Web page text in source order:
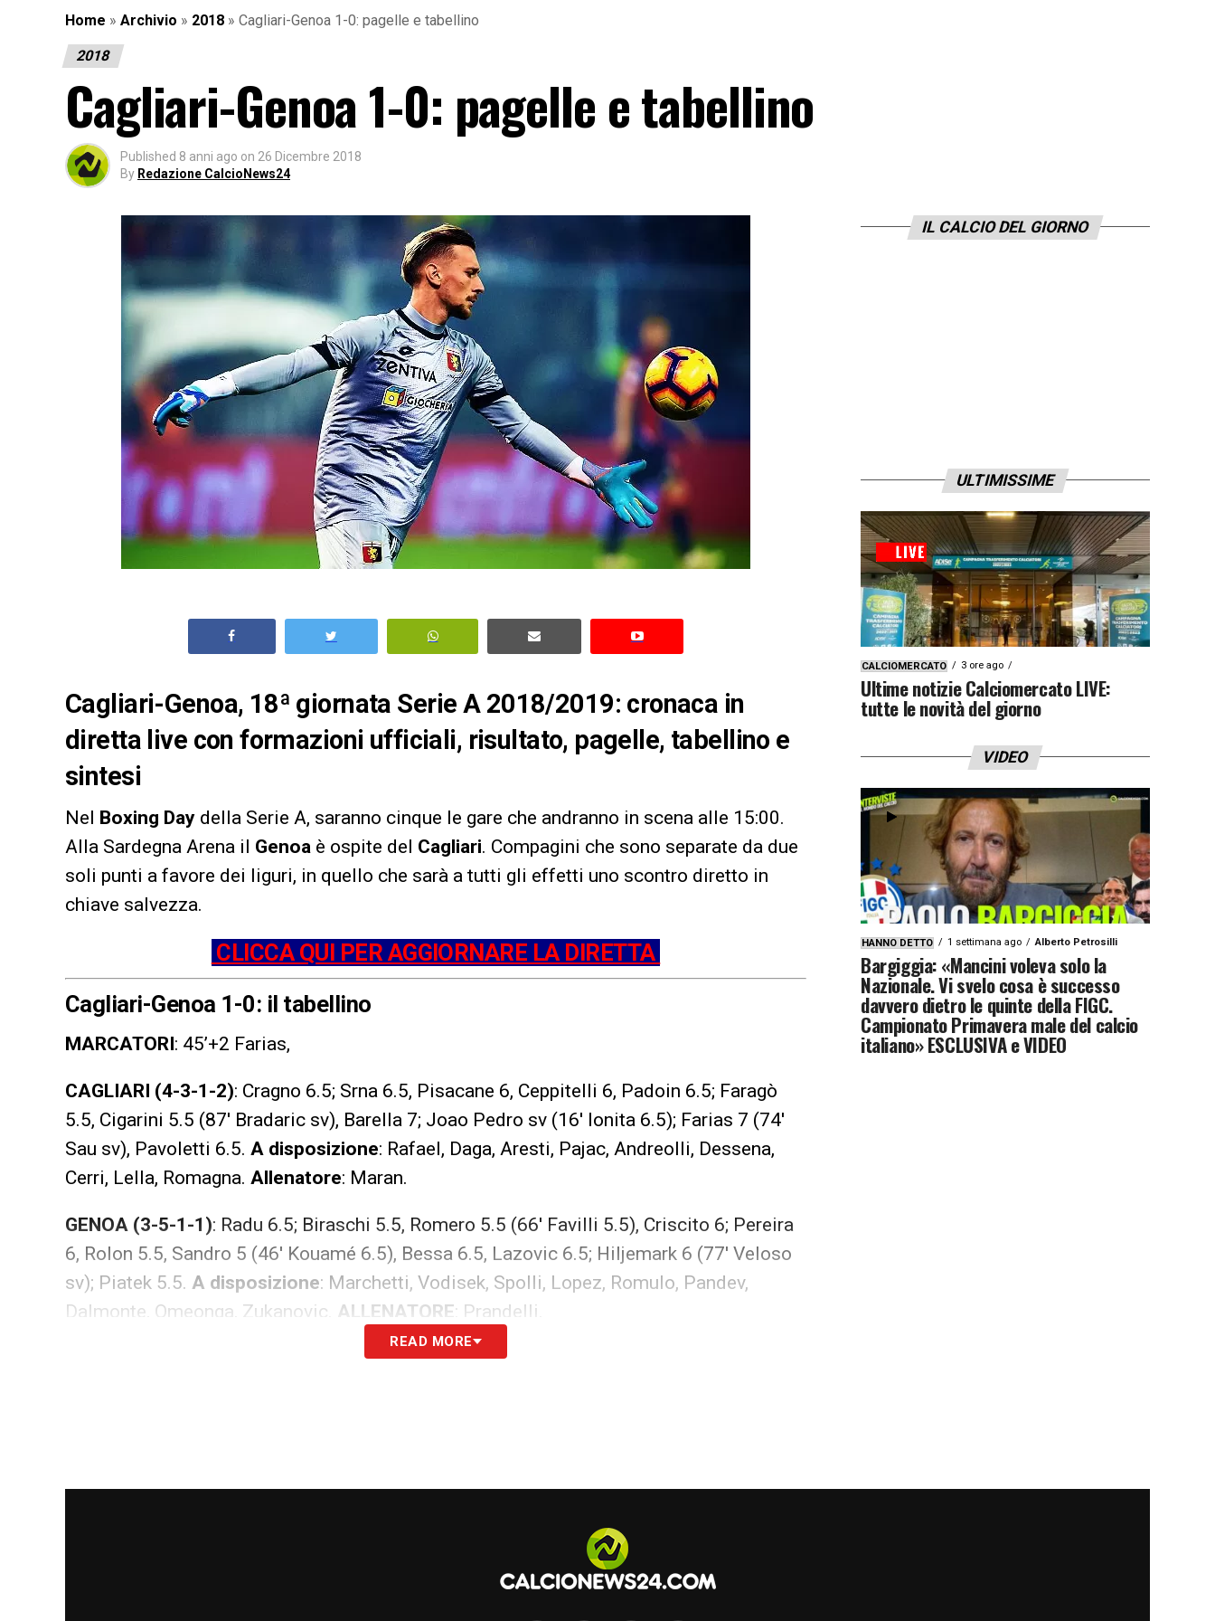
Home » Archivio » 2018 » Cagliari-Genoa 1-0: pagelle e tabellino
2018
Cagliari-Genoa 1-0: pagelle e tabellino
Published 8 anni ago on 26 Dicembre 2018
By Redazione CalcioNews24
Cagliari-Genoa, 18ª giornata Serie A 2018/2019: cronaca in
diretta live con formazioni ufficiali, risultato, pagelle, tabellino e
sintesi
Nel Boxing Day della Serie A, saranno cinque le gare che andranno in scena alle 15:00.
Alla Sardegna Arena il Genoa è ospite del Cagliari. Compagini che sono separate da due
soli punti a favore dei liguri, in quello che sarà a tutti gli effetti uno scontro diretto in
chiave salvezza.
CLICCA QUI PER AGGIORNARE LA DIRETTA
Cagliari-Genoa 1-0: il tabellino
MARCATORI: 45’+2 Farias,
CAGLIARI (4-3-1-2): Cragno 6.5; Srna 6.5, Pisacane 6, Ceppitelli 6, Padoin 6.5; Faragò
5.5, Cigarini 5.5 (87′ Bradaric sv), Barella 7; Joao Pedro sv (16′ Ionita 6.5); Farias 7 (74′
Sau sv), Pavoletti 6.5. A disposizione: Rafael, Daga, Aresti, Pajac, Andreolli, Dessena,
Cerri, Lella, Romagna. Allenatore: Maran.
GENOA (3-5-1-1): Radu 6.5; Biraschi 5.5, Romero 5.5 (66′ Favilli 5.5), Criscito 6; Pereira
6, Rolon 5.5, Sandro 5 (46′ Kouamé 6.5), Bessa 6.5, Lazovic 6.5; Hiljemark 6 (77′ Veloso
sv); Piatek 5.5. A disposizione: Marchetti, Vodisek, Spolli, Lopez, Romulo, Pandev,
Dalmonte, Omeonga, Zukanovic. ALLENATORE: Prandelli.
Cagliari-Genoa: diretta live e sintesi
che attacca a testa bassa e sfiora a più riprese il gol
che prova a gestire il risultato e cerca il raddoppio in contropiede.
, la cui rete gli viene negata dal palo dopo
READ MORE
IL CALCIO DEL GIORNO
ULTIMISSIME
CALCIOMERCATO 3 ore ago
Ultime notizie Calciomercato LIVE:
tutte le novità del giorno
VIDEO
HANNO DETTO 1 settimana ago Alberto Petrosilli
Bargiggia: «Mancini voleva solo la
Nazionale. Vi svelo cosa è successo
davvero dietro le quinte della FIGC.
Campionato Primavera male del calcio
italiano» ESCLUSIVA e VIDEO